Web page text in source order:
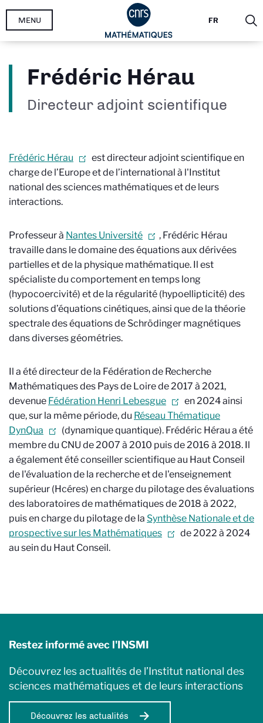
Aller
FR
MENU
Frédéric Hérau
Directeur adjoint scientifique
Frédéric Hérau
est directeur adjoint scientifique en
charge de l’Europe et de l’international à l'Institut
national des sciences mathématiques et de leurs
interactions.
Professeur à Nantes Université
, Frédéric Hérau
travaille dans le domaine des équations aux dérivées
partielles et de la physique mathématique. Il est
spécialiste du comportement en temps long
(hypocoercivité) et de la régularité (hypoellipticité) des
solutions d’équations cinétiques, ainsi que de la théorie
spectrale des équations de Schrödinger magnétiques
dans diverses géométries.
Il a été directeur de la Fédération de Recherche
Mathématiques des Pays de Loire de 2017 à 2021,
devenue Fédération Henri Lebesgue
en 2024 ainsi
que, sur la même période, du Réseau Thématique
DynQua
(dynamique quantique). Frédéric Hérau a été
membre du CNU de 2007 à 2010 puis de 2016 à 2018. Il
a également été conseiller scientifique au Haut Conseil
de l'évaluation de la recherche et de l'enseignement
supérieur (Hcéres) en charge du pilotage des évaluations
des laboratoires de mathématiques de 2018 à 2022,
puis en charge du pilotage de la Synthèse Nationale et de
prospective sur les Mathématiques
de 2022 à 2024
au sein du Haut Conseil.
Restez informé avec l'INSMI
Découvrez les actualités de l’Institut national des
sciences mathématiques et de leurs interactions
Découvrez les actualités